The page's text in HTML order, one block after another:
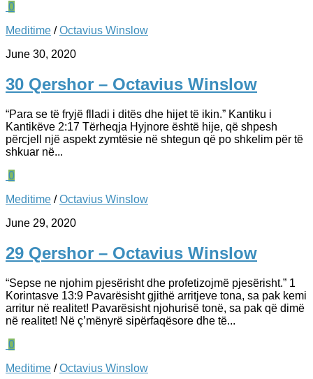
0
Meditime /Octavius Winslow
June 30, 2020
30 Qershor – Octavius Winslow
“Para se të fryjë flladi i ditës dhe hijet të ikin.” Kantiku i
Kantikëve 2:17 Tërheqja Hyjnore është hije, që shpesh
përcjell një aspekt zymtësie në shtegun që po shkelim për të
shkuar në...
0
Meditime /Octavius Winslow
June 29, 2020
29 Qershor – Octavius Winslow
“Sepse ne njohim pjesërisht dhe profetizojmë pjesërisht.” 1
Korintasve 13:9 Pavarësisht gjithë arritjeve tona, sa pak kemi
arritur në realitet! Pavarësisht njohurisë tonë, sa pak që dimë
në realitet! Në ç’mënyrë sipërfaqësore dhe të...
0
Meditime /Octavius Winslow